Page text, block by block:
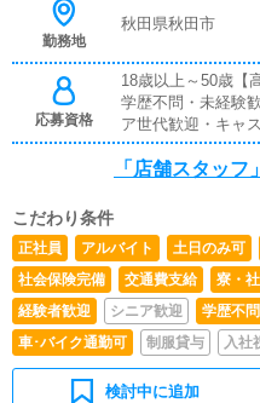
部長)
に行くことによっ
当地グルメなども
の為の提案と意見
時は最大の評価点
す！！
勤務地
秋田県秋田市
応募資格
18歳以上～50歳【
学歴不問・未経験
ア世代歓迎・キャ
経験者歓迎・未経
ます。■活かせる
ラマーなどのPC操
験 など様々な業
「店舗スタッフ」
こだわり条件
正社員 アルバイト 土日のみ可
社会保険完備
交通費支給 寮・
経験者歓迎
シニア歓迎 学歴不問
車･バイク通勤可
制服貸与 入社
検討中に追加